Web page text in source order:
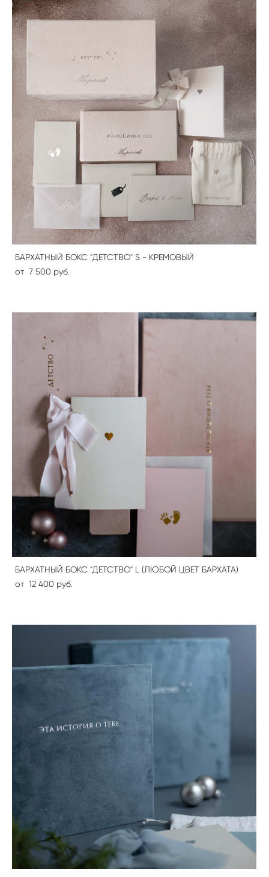
БАРХАТНЫЙ БОКС "ДЕТСТВО" S - КРЕМОВЫЙ
от 7 500 pуб.
БАРХАТНЫЙ БОКС "ДЕТСТВО" L (ЛЮБОЙ ЦВЕТ БАРХАТА)
от 12 400 pуб.